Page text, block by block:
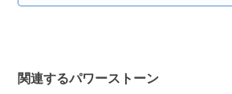
関連するパワーストーン